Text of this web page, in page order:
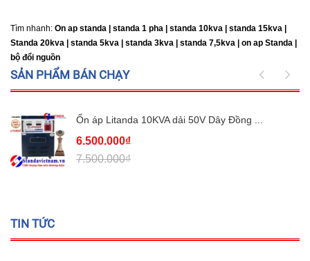
Tìm nhanh: On ap standa | standa 1 pha | standa 10kva | standa 15kva |
Standa 20kva |
standa 5kva | standa 3kva | standa 7,5kva | on ap Standa |
bộ đổi nguồn
SẢN PHẨM BÁN CHẠY
Ổn áp Litanda 10KVA dải 50V Dây Đồng ...
6.500.000₫
7.500.000₫
TIN TỨC